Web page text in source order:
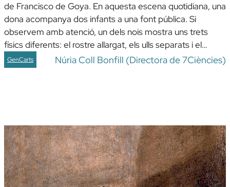
de Francisco de Goya. En aquesta escena quotidiana, una
dona acompanya dos infants a una font pública. Si
observem amb atenció, un dels nois mostra uns trets
físics diferents: el rostre allargat, els ulls separats i el…
GenCarts Núria Coll Bonfill (Directora de 7Ciències)